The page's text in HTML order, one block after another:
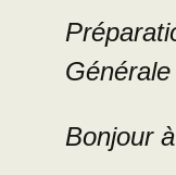
Bonjour